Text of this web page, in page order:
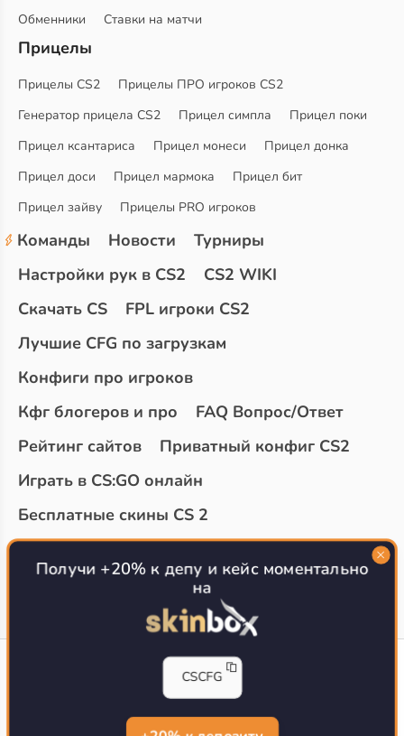
Обменники
Ставки на матчи
Прицелы
Прицелы CS2
Прицелы ПРО игроков CS2
Генератор прицела CS2
Прицел симпла
Прицел поки
Прицел ксантариса
Прицел монеси
Прицел донка
Прицел доси
Прицел мармока
Прицел бит
Прицел зайву
Прицелы PRO игроков
Команды Новости
Турниры
Настройки рук в CS2
CS2 WIKI
Скачать CS
FPL игроки CS2
Лучшие CFG по загрузкам
Конфиги про игроков
Кфг блогеров и про
FAQ Вопрос/Ответ
Рейтинг сайтов
Приватный конфиг CS2
Играть в CS:GO онлайн
Бесплатные скины CS 2
Топ сайтов с халявой КС 2
О проекте
CS-CONFIG.com © 2020-2026 г.
Политика конфиденциальности
Получи +20% к депу и кейс моментально
на
CSCFG